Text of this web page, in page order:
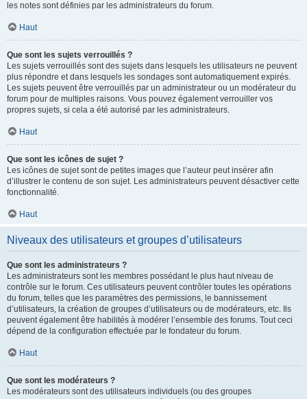
les notes sont définies par les administrateurs du forum.
Haut
Que sont les sujets verrouillés ?
Les sujets verrouillés sont des sujets dans lesquels les utilisateurs ne peuvent
plus répondre et dans lesquels les sondages sont automatiquement expirés.
Les sujets peuvent être verrouillés par un administrateur ou un modérateur du
forum pour de multiples raisons. Vous pouvez également verrouiller vos
propres sujets, si cela a été autorisé par les administrateurs.
Haut
Que sont les icônes de sujet ?
Les icônes de sujet sont de petites images que l’auteur peut insérer afin
d’illustrer le contenu de son sujet. Les administrateurs peuvent désactiver cette
fonctionnalité.
Haut
Niveaux des utilisateurs et groupes d’utilisateurs
Que sont les administrateurs ?
Les administrateurs sont les membres possédant le plus haut niveau de
contrôle sur le forum. Ces utilisateurs peuvent contrôler toutes les opérations
du forum, telles que les paramètres des permissions, le bannissement
d’utilisateurs, la création de groupes d’utilisateurs ou de modérateurs, etc. Ils
peuvent également être habilités à modérer l’ensemble des forums. Tout ceci
dépend de la configuration effectuée par le fondateur du forum.
Haut
Que sont les modérateurs ?
Les modérateurs sont des utilisateurs individuels (ou des groupes